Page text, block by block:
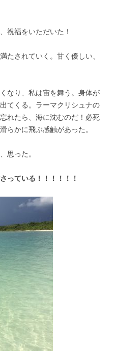
祝福をいただいた！
たされていく。甘く優しい、
なり、私は宙を舞う。身体が
てくる。ラーマクリシュナの
れたら、海に沈むのだ！必死
らかに飛ぶ感触があった。
思った。
っている！！！！！！